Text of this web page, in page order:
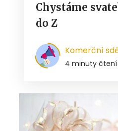
Chystáme
do Z
Komerční
4 minuty čtení